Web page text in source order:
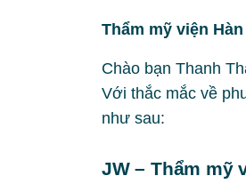
Thẩm mỹ viện
Chào bạn Thanh
Với thắc mắc về
như sau:
JW – Thẩm mỹ